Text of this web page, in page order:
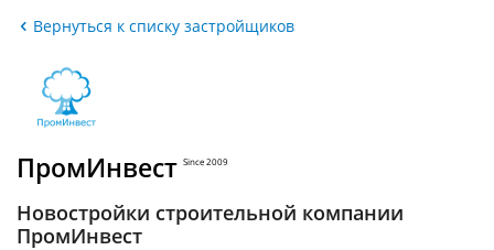
Вернуться к списку застройщиков
ПромИнвест Since 2009
Новостройки строительной компании
ПромИнвест